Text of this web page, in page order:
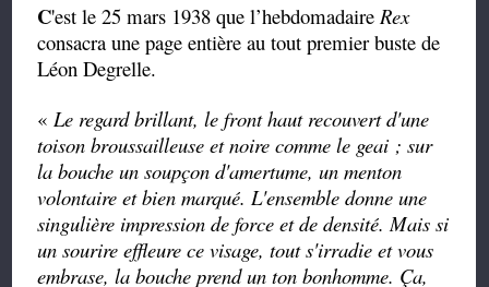
C'est le 25 mars 1938 que l’hebdomadaire Rex
consacra une page entière au tout premier buste de
Léon Degrelle.
«Le regard brillant, le front haut recouvert d'une
toison broussailleuse et noire comme le geai ; sur
la bouche un soupçon d'amertume, un menton
volontaire et bien marqué. L'ensemble donne une
singulière impression de force et de densité. Mais si
un sourire effleure ce visage, tout s'irradie et vous
embrase, la bouche prend un ton bonhomme. Ça,